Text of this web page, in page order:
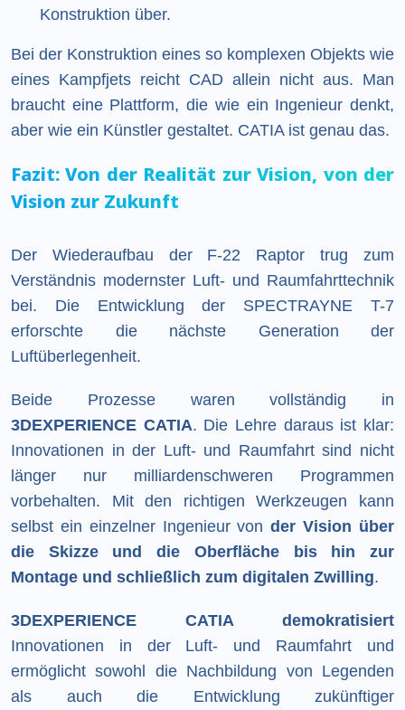
Konstruktion über.
Bei der Konstruktion eines so komplexen Objekts wie
eines Kampfjets reicht CAD allein nicht aus. Man
braucht eine Plattform, die wie ein Ingenieur denkt,
aber wie ein Künstler gestaltet. CATIA ist genau das.
Fazit: Von der Realität zur Vision, von der
Vision zur Zukunft
Der Wiederaufbau der F-22 Raptor trug zum
Verständnis modernster Luft- und Raumfahrttechnik
bei. Die Entwicklung der SPECTRAYNE T-7
erforschte die nächste Generation der
Luftüberlegenheit.
Beide Prozesse waren vollständig in
3DEXPERIENCE CATIA. Die Lehre daraus ist klar:
Innovationen in der Luft- und Raumfahrt sind nicht
länger nur milliardenschweren Programmen
vorbehalten. Mit den richtigen Werkzeugen kann
selbst ein einzelner Ingenieur vonder Vision über
die Skizze und die Oberfläche bis hin zur
Montage und schließlich zum digitalen Zwilling.
3DEXPERIENCE CATIA demokratisiert
Innovationen in der Luft- und Raumfahrt und
ermöglicht sowohl die Nachbildung von Legenden
als auch die Entwicklung zukünftiger